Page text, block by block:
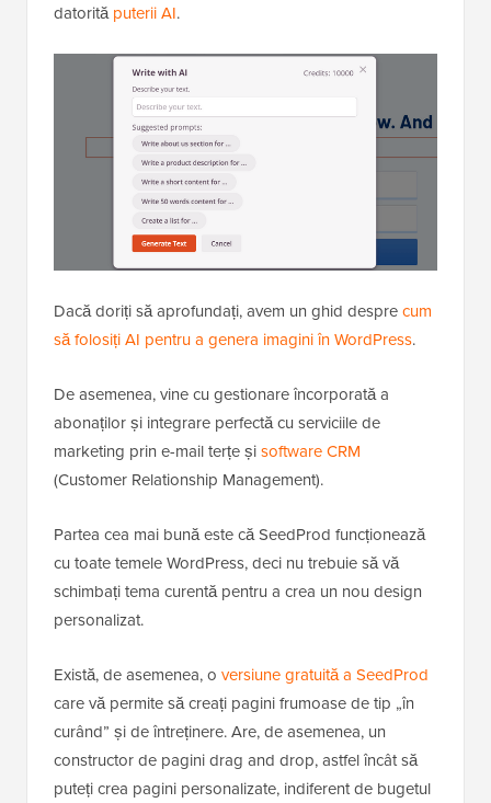
datorităputerii AI.
Dacă doriți să aprofundați, avem un ghid desprecum
să folosiți AI pentru a genera imagini în WordPress.
De asemenea, vine cu gestionare încorporată a
abonaților și integrare perfectă cu serviciile de
marketing prin e-mail terțe șisoftware CRM
(Customer Relationship Management).
Partea cea mai bună este că SeedProd funcționează
cu toate temele WordPress, deci nu trebuie să vă
schimbați tema curentă pentru a crea un nou design
personalizat.
Există, de asemenea, o versiune gratuită a SeedProd
care vă permite să creați pagini frumoase de tip „în
curând” și de întreținere. Are, de asemenea, un
constructor de pagini drag and drop, astfel încât să
puteți crea pagini personalizate, indiferent de bugetul